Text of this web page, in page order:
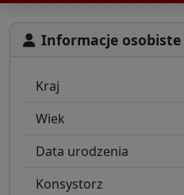
Informacje osobiste
Kraj
Wiek
Data urodzenia
Konsystorz